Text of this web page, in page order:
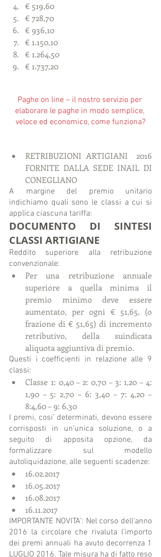
€ 519,60
€ 728,70
€ 936,10
€ 1.150,10
€ 1.264,50
€ 1.737,20
Paghe on line – il nostro servizio per
elaborare le paghe in modo semplice,
veloce ed economico, come funziona?
RETRIBUZIONI ARTIGIANI  2016
FORNITE DALLA SEDE INAIL DI
CONEGLIANO
A margine del premio unitario
indichiamo quali sono le classi a cui si
applica ciascuna tariffa:
DOCUMENTO DI SINTESI
CLASSI ARTIGIANE
Reddito superiore alla retribuzione
convenzionale:
Per una retribuzione annuale
superiore a quella minima il
premio minimo deve essere
aumentato, per ogni € 51,65, (o
frazione di € 51,65) di incremento
retributivo, della suindicata
aliquota aggiuntiva di premio.
Questi i coefficienti in relazione alle 9
classi:
Classe 1: 0,40 – 2: 0,70 – 3: 1,20 – 4:
1,90 – 5: 2,70 – 6: 3,40 – 7: 4,20 –
8:4,60 – 9: 6,30
I premi, cosi’ determinati, devono essere
corrisposti in un’unica soluzione, o a
seguito di apposita opzione, da
formalizzare sul modello
autoliquidazione, alle seguenti scadenze:
16.02.2017
16.05.2017
16.08.2017
16.11.2017
IMPORTANTE NOVITA’: Nel corso dell’anno
2016 la circolare che rivaluta l’importo
dei premi annuali ha avuto decorrenza 1
LUGLIO 2016. Tale misura ha di fatto reso